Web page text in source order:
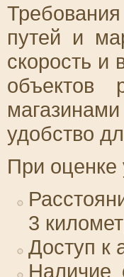
путей и
скорость и
удобство
При оценке
3
Доступ к
Наличие